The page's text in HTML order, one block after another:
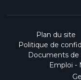
Plan du site
Politique de
Documents de
Emploi -